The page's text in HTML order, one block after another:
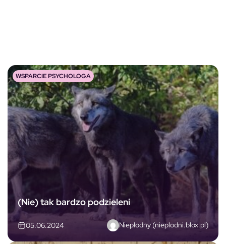
(Nie) tak bardzo podzieleni
05.06.2024 Niepłodny (nieplodni.blox.pl)
WSPARCIE PSYCHOLOGA